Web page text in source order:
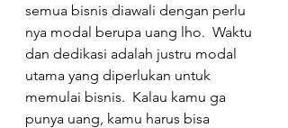
semua bisnis diawali dengan perlu
nya modal berupa uang lho.  Waktu
dan dedikasi adalah justru modal
utama yang diperlukan untuk
memulai bisnis.  Kalau kamu ga
punya uang, kamu harus bisa